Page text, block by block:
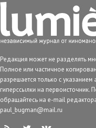
Редакция может не разделять
Полное или частичное
разрешается только с указанием
гиперссылки на первоисточник.
обращайтесь на e-mail
paul_bugman@mail.ru